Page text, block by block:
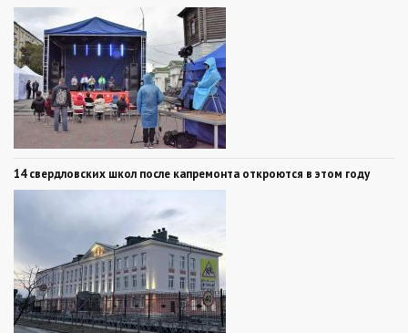
14 свердловских школ после капремонта откроются в этом году